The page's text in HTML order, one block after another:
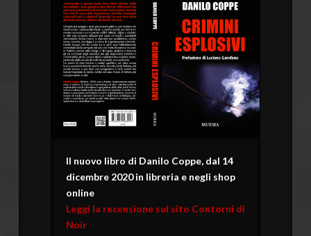
Il nuovo libro di Danilo Coppe, dal 14
dicembre 2020 in libreria e negli shop
online
Leggi la recensione sul sito Contorni di
Noir